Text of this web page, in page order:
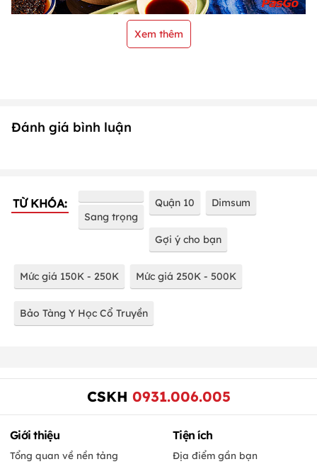
Xem thêm
Đánh giá bình luận
TỪ KHÓA:
Sang trọng
Quận 10 Dimsum
Gợi ý cho bạn
Mức giá 150K - 250K Mức giá 250K - 500K
Bảo Tàng Y Học Cổ Truyền
CSKH 0931.006.005
Giới thiệu
Tổng quan về nền tảng
Tiện ích
Địa điểm gần bạn